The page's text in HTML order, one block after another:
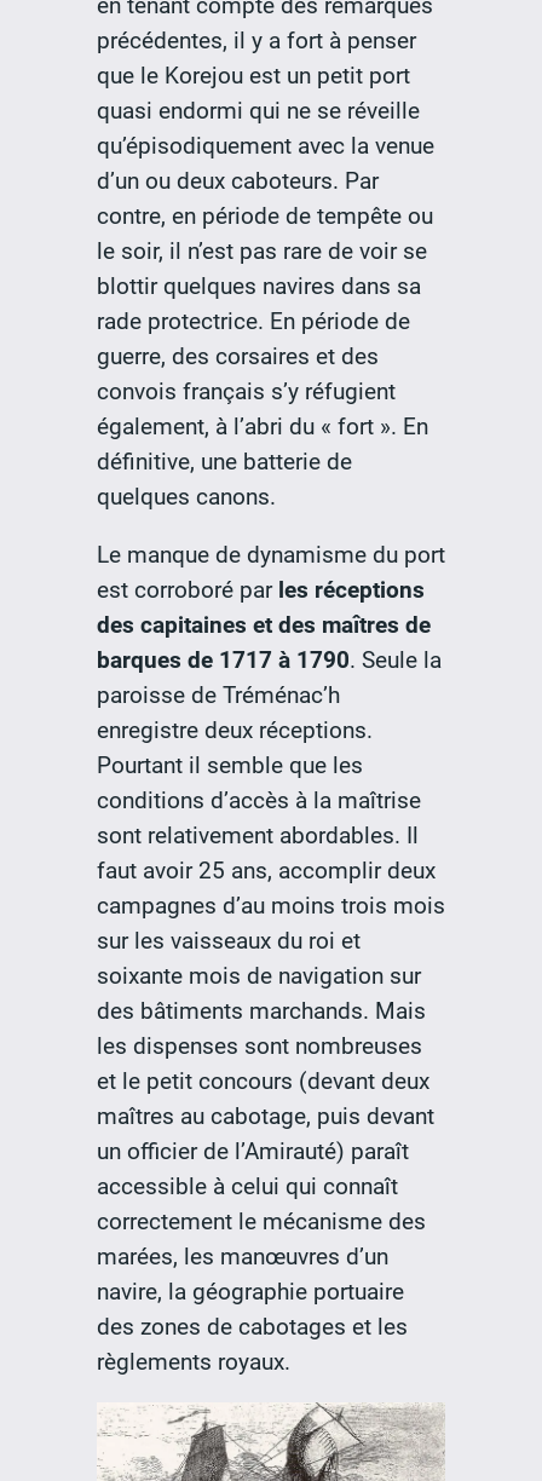
précédentes, il y a fort à penser
que le Korejou est un petit port
quasi endormi qui ne se réveille
qu’épisodiquement avec la venue
d’un ou deux caboteurs. Par
contre, en période de tempête ou
le soir, il n’est pas rare de voir se
blottir quelques navires dans sa
rade protectrice. En période de
guerre, des corsaires et des
convois français s’y réfugient
également, à l’abri du « fort ». En
définitive, une batterie de
quelques canons.
Le manque de dynamisme du port
est corroboré par les réceptions
des capitaines et des maîtres de
barques de 1717 à 1790. Seule la
paroisse de Tréménac’h
enregistre deux réceptions.
Pourtant il semble que les
conditions d’accès à la maîtrise
sont relativement abordables. Il
faut avoir 25 ans, accomplir deux
campagnes d’au moins trois mois
sur les vaisseaux du roi et
soixante mois de navigation sur
des bâtiments marchands. Mais
les dispenses sont nombreuses
et le petit concours (devant deux
maîtres au cabotage, puis devant
un officier de l’Amirauté) paraît
accessible à celui qui connaît
correctement le mécanisme des
marées, les manœuvres d’un
navire, la géographie portuaire
des zones de cabotages et les
règlements royaux.